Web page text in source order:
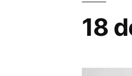
18